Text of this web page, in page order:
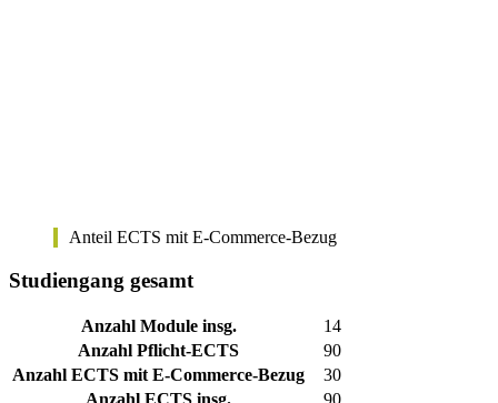
Anteil ECTS mit E-Commerce-Bezug
Studiengang gesamt
Anzahl Module insg.
14
Anzahl Pflicht-ECTS
90
Anzahl ECTS mit E-Commerce-Bezug
30